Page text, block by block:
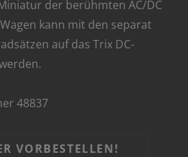
der berühmten AC/DC
kann mit den separat
auf das Trix DC-
48837
VORBESTELLEN!